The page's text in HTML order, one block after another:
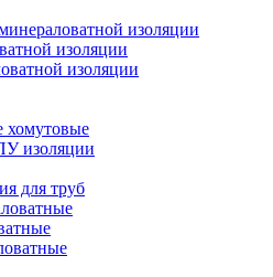
изоляции
изоляции
изоляции
хомутовые
изоляции
для труб